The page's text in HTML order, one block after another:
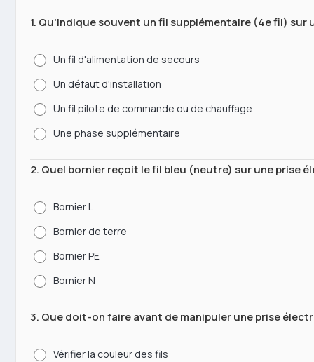
1. Qu'indique souvent un fil supplémentaire (4e fil) sur
Un fil d'alimentation de secours
Un défaut d'installation
Un fil pilote de commande ou de chauffage
Une phase supplémentaire
2. Quel bornier reçoit le fil bleu (neutre) sur une prise
Bornier L
Bornier de terre
Bornier PE
Bornier N
3. Que doit-on faire avant de manipuler une prise
Vérifier la couleur des fils